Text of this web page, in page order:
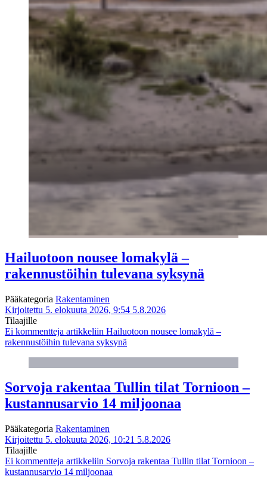
Hailuotoon nousee lomakylä –
rakennustöihin tulevana syksynä
Pääkategoria Rakentaminen
Kirjoitettu 5. elokuuta 2026, 9:54 5.8.2026
Tilaajille
Ei kommentteja artikkeliin Hailuotoon nousee lomakylä –
rakennustöihin tulevana syksynä
Sorvoja rakentaa Tullin tilat Tornioon –
kustannusarvio 14 miljoonaa
Pääkategoria Rakentaminen
Kirjoitettu 5. elokuuta 2026, 10:21 5.8.2026
Tilaajille
Ei kommentteja artikkeliin Sorvoja rakentaa Tullin tilat Tornioon –
kustannusarvio 14 miljoonaa